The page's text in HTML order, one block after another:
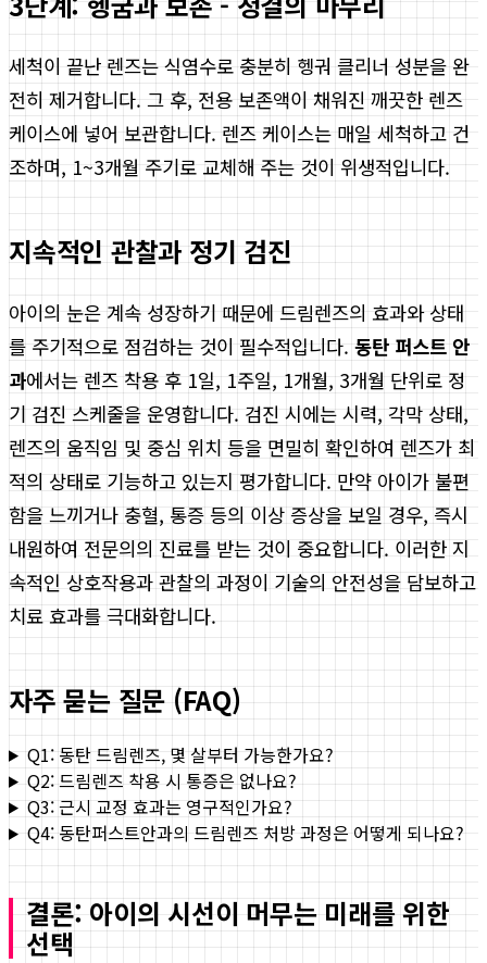
세척이 끝난 렌즈는 식염수로 충분히 헹궈 클리너 성분을 완
전히 제거합니다. 그 후, 전용 보존액이 채워진 깨끗한 렌즈
케이스에 넣어 보관합니다. 렌즈 케이스는 매일 세척하고 건
조하며, 1~3개월 주기로 교체해 주는 것이 위생적입니다.
지속적인 관찰과 정기 검진
아이의 눈은 계속 성장하기 때문에 드림렌즈의 효과와 상태
를 주기적으로 점검하는 것이 필수적입니다. 동탄 퍼스트 안
과에서는 렌즈 착용 후 1일, 1주일, 1개월, 3개월 단위로 정
기 검진 스케줄을 운영합니다. 검진 시에는 시력, 각막 상태,
렌즈의 움직임 및 중심 위치 등을 면밀히 확인하여 렌즈가 최
적의 상태로 기능하고 있는지 평가합니다. 만약 아이가 불편
함을 느끼거나 충혈, 통증 등의 이상 증상을 보일 경우, 즉시
내원하여 전문의의 진료를 받는 것이 중요합니다. 이러한 지
속적인 상호작용과 관찰의 과정이 기술의 안전성을 담보하고
치료 효과를 극대화합니다.
자주 묻는 질문 (FAQ)
Q1: 동탄 드림렌즈, 몇 살부터 가능한가요?
Q2: 드림렌즈 착용 시 통증은 없나요?
Q3: 근시 교정 효과는 영구적인가요?
Q4: 동탄퍼스트안과의 드림렌즈 처방 과정은 어떻게 되나요?
결론: 아이의 시선이 머무는 미래를 위한
선택